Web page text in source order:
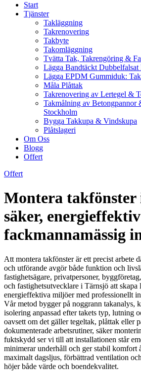
Start
Tjänster
Takläggning
Takrenovering
Takbyte
Takomläggning
Tvätta Tak, Takrengöring &
Lägga Bandtäckt Dubbelfalsat
Lägga EPDM Gummiduk:
Måla Plåttak
Takrenovering av Lertegel &
Takmålning av Betongpannor
Stockholm
Bygga Takkupa & Vindskupa
Plåtslageri
Om Oss
Blogg
Offert
Offert
Montera takfönster
säker,
fackmannamässig
Att montera takfönster är ett precist arbete
och utförande avgör både funktion och
fastighetsägare, privatpersoner,
och fastighetsutvecklare i Tärnsjö att skapa
energieffektiva miljöer med professionellt
Vår metod bygger på noggrann takanalys,
isolering anpassad efter takets typ, lutning
oavsett om det gäller tegeltak, plåttak eller
dokumenterade arbetsrutiner, säker
fuktskydd ser vi till att installationen står
minimerar underhåll och ger stabil komfort
maximalt dagsljus, förbättrad ventilation
höjer både värde och boendekvalitet.